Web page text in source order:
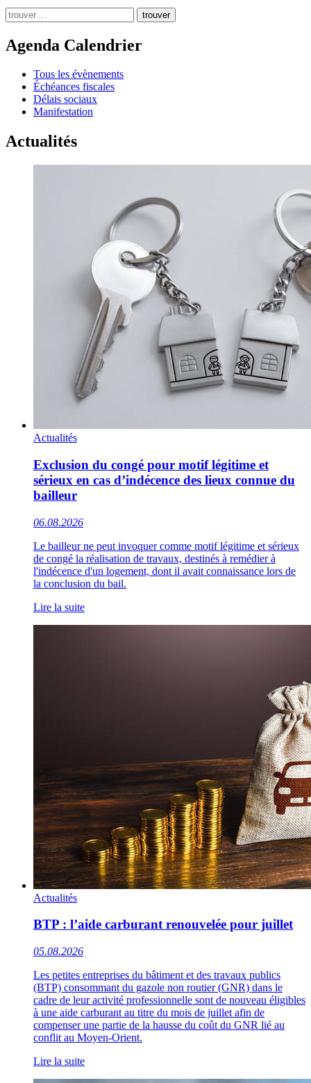
trouver
Agenda Calendrier
Tous les évènements
Échéances fiscales
Délais sociaux
Manifestation
Actualités
Actualités
Exclusion du congé pour motif légitime et
sérieux en cas d’indécence des lieux connue du
bailleur
06.08.2026
Le bailleur ne peut invoquer comme motif légitime et sérieux
de congé la réalisation de travaux, destinés à remédier à
l'indécence d'un logement, dont il avait connaissance lors de
la conclusion du bail.
Lire la suite
Actualités
BTP : l’aide carburant renouvelée pour juillet
05.08.2026
Les petites entreprises du bâtiment et des travaux publics
(BTP) consommant du gazole non routier (GNR) dans le
cadre de leur activité professionnelle sont de nouveau éligibles
à une aide carburant au titre du mois de juillet afin de
compenser une partie de la hausse du coût du GNR lié au
conflit au Moyen-Orient.
Lire la suite